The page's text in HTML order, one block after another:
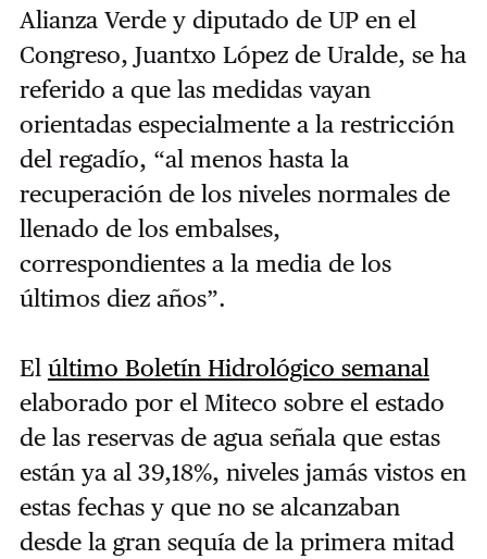
Alianza Verde y diputado de UP en el
Congreso, Juantxo López de Uralde, se ha
referido a que las medidas vayan
orientadas especialmente a la restricción
del regadío, “al menos hasta la
recuperación de los niveles normales de
llenado de los embalses,
correspondientes a la media de los
últimos diez años”.
El último Boletín Hidrológico semanal
elaborado por el Miteco sobre el estado
de las reservas de agua señala que estas
están ya al 39,18%, niveles jamás vistos en
estas fechas y que no se alcanzaban
desde la gran sequía de la primera mitad